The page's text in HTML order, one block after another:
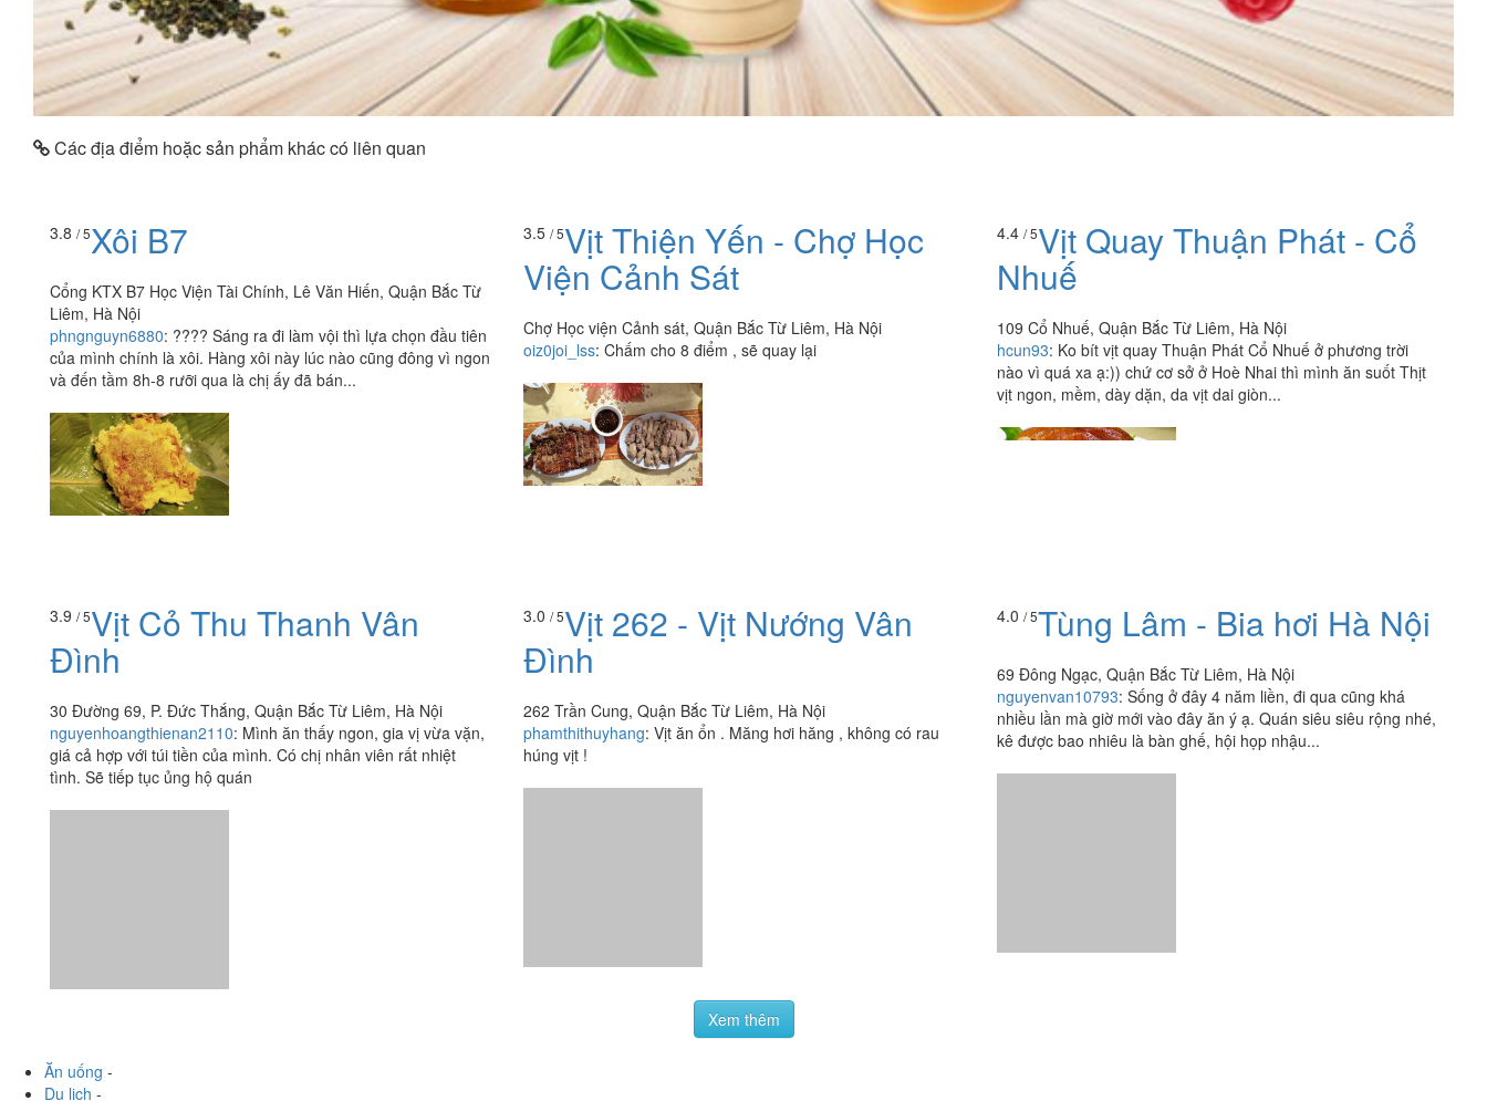
Các địa điểm hoặc sản phẩm khác có liên quan
3.8 / 5Xôi B7
Cổng KTX B7 Học Viện Tài Chính, Lê Văn Hiến, Quận Bắc Từ
Liêm, Hà Nội
phngnguyn6880: ???? Sáng ra đi làm vội thì lựa chọn đầu tiên
của mình chính là xôi. Hàng xôi này lúc nào cũng đông vì ngon
và đến tầm 8h-8 rưỡi qua là chị ấy đã bán...
3.5 / 5Vịt Thiện Yến - Chợ Học
Viện Cảnh Sát
Chợ Học viện Cảnh sát, Quận Bắc Từ Liêm, Hà Nội
oiz0joi_lss: Chấm cho 8 điểm , sẽ quay lại
4.4 / 5Vịt Quay Thuận Phát - Cổ
Nhuế
109 Cổ Nhuế, Quận Bắc Từ Liêm, Hà Nội
hcun93: Ko bít vịt quay Thuận Phát Cổ Nhuế ở phương trời
nào vì quá xa ạ:)) chứ cơ sở ở Hoè Nhai thì mình ăn suốt Thịt
vịt ngon, mềm, dày dặn, da vịt dai giòn...
3.9 / 5Vịt Cỏ Thu Thanh Vân
Đình
30 Đường 69, P. Đức Thắng, Quận Bắc Từ Liêm, Hà Nội
nguyenhoangthienan2110: Mình ăn thấy ngon, gia vị vừa vặn,
giá cả hợp với túi tiền của mình. Có chị nhân viên rất nhiệt
tình. Sẽ tiếp tục ủng hộ quán
3.0 / 5Vịt 262 - Vịt Nướng Vân
Đình
262 Trần Cung, Quận Bắc Từ Liêm, Hà Nội
phamthithuyhang: Vịt ăn ổn . Măng hơi hăng , không có rau
húng vịt !
4.0 / 5Tùng Lâm - Bia hơi Hà Nội
69 Đông Ngạc, Quận Bắc Từ Liêm, Hà Nội
nguyenvan10793: Sống ở đây 4 năm liền, đi qua cũng khá
nhiều lần mà giờ mới vào đây ăn ý ạ. Quán siêu siêu rộng nhé,
kê được bao nhiêu là bàn ghế, hội họp nhậu...
Xem thêm
Ăn uống -
Du lịch -